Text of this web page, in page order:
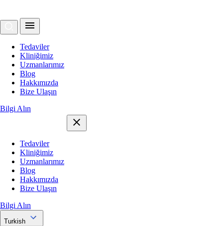
Tedaviler
Kliniğimiz
Uzmanlarımız
Blog
Hakkımızda
Bize Ulaşın
Bilgi Alın
Tedaviler
Kliniğimiz
Uzmanlarımız
Blog
Hakkımızda
Bize Ulaşın
Bilgi Alın
Turkish